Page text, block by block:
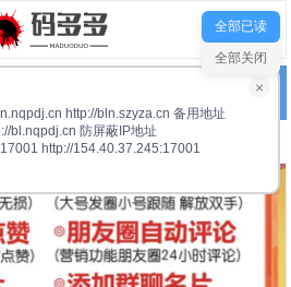
全部已读
全部关闭
http://bln.szyza.cn 备用地址
bl.nqpdj.cn 防屏蔽IP地址
http://154.40.37.245:17001
×